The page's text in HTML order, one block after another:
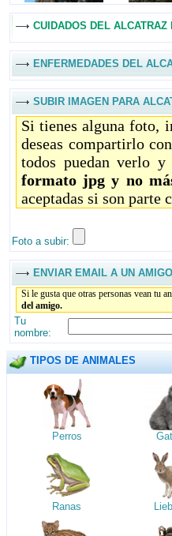
CUIDADOS DEL ALCATRAZ
ENFERMEDADES DEL
SUBIR IMAGEN PARA
Si tienes alguna foto,
deseas compartirlo
todos puedan verlo
formato jpg y no
aceptadas si son parte
Foto a subir:
ENVIAR EMAIL A UN AMIGO
Si le gusta que otras personas vean tu
del amigo.
Tu
nombre:
TIPOS DE ANIMALES
Perros
Ranas